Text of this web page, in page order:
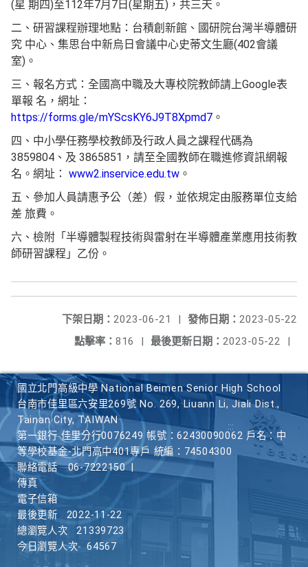
(星 期四)至112年7月7日(星期五)，共三天。
二、研習課程辦理地點：台積創新館、國研院台灣半導體研
究 中心、集思台中新烏日會議中心史蒂文生廳(402會議
室)。
三、報名方式：全國高中職及大專校院教師請上Google表
單報 名，網址：
https://forms.gle/mYScsKY6J9T8Xpmd7 。
四、中小學任務學校教師及行政人員之課程代碼為
3859804、及 3865851，請至全國教師在職進修資訊網報
名。網址： www2.inservice.edu.tw 。
五、參加人員請惠予公（差）假，並依規定由服務單位支給
差 旅費。
六、檢附「半導體製程技術與雷射在半導體產業應用技術教
師研習課程」乙份。
發佈日期： 2023-05-22
下架日期： 2023-06-21
|
最後更新日期： 2023-05-22 |
點擊率： 816 |
國立北門高級中學 National Beimen Senior High School
台南市佳里區六安里269號 No. 269, Liuann Li, Jiali Dist.,
Tainan City, TAIWAN
第一銀行 佳里分行0076249 帳號：62430090062 戶名：中
等學校基金-北門高中401專戶 統編：74504300
聯絡電話
06-7222150
傳真
電子信箱
最後更新
2022-11-22
總瀏覽人次
21339723
今日瀏覽人次
64567